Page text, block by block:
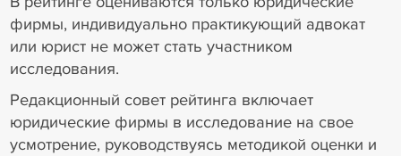
фирмы, индивидуально практикующий адвокат
или юрист не может стать участником
исследования.
Редакционный совет рейтинга включает
юридические фирмы в исследование на свое
усмотрение, руководствуясь методикой оценки и